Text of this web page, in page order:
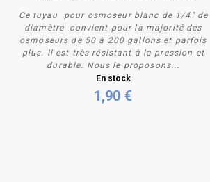
Acheter
Ce tuyau pour osmoseur blanc de 1/4" de
diamètre convient pour la majorité des
osmoseurs de 50 à 200 gallons et parfois
plus. Il est très résistant à la pression et
durable. Nous le proposons...
En stock
1,90 €